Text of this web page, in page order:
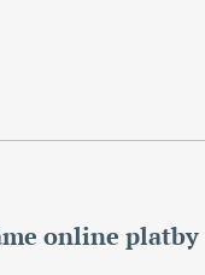
online platby